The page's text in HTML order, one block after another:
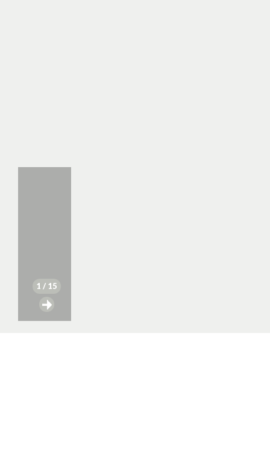
1 / 15